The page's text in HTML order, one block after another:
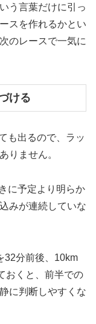
う言葉だけに引っ
スを作れるかとい
のレースで一気に
ける
も出るので、ラッ
りません。
に予定より明らか
みが連続していな
32分前後、10km
おくと、前半での
に判断しやすくな